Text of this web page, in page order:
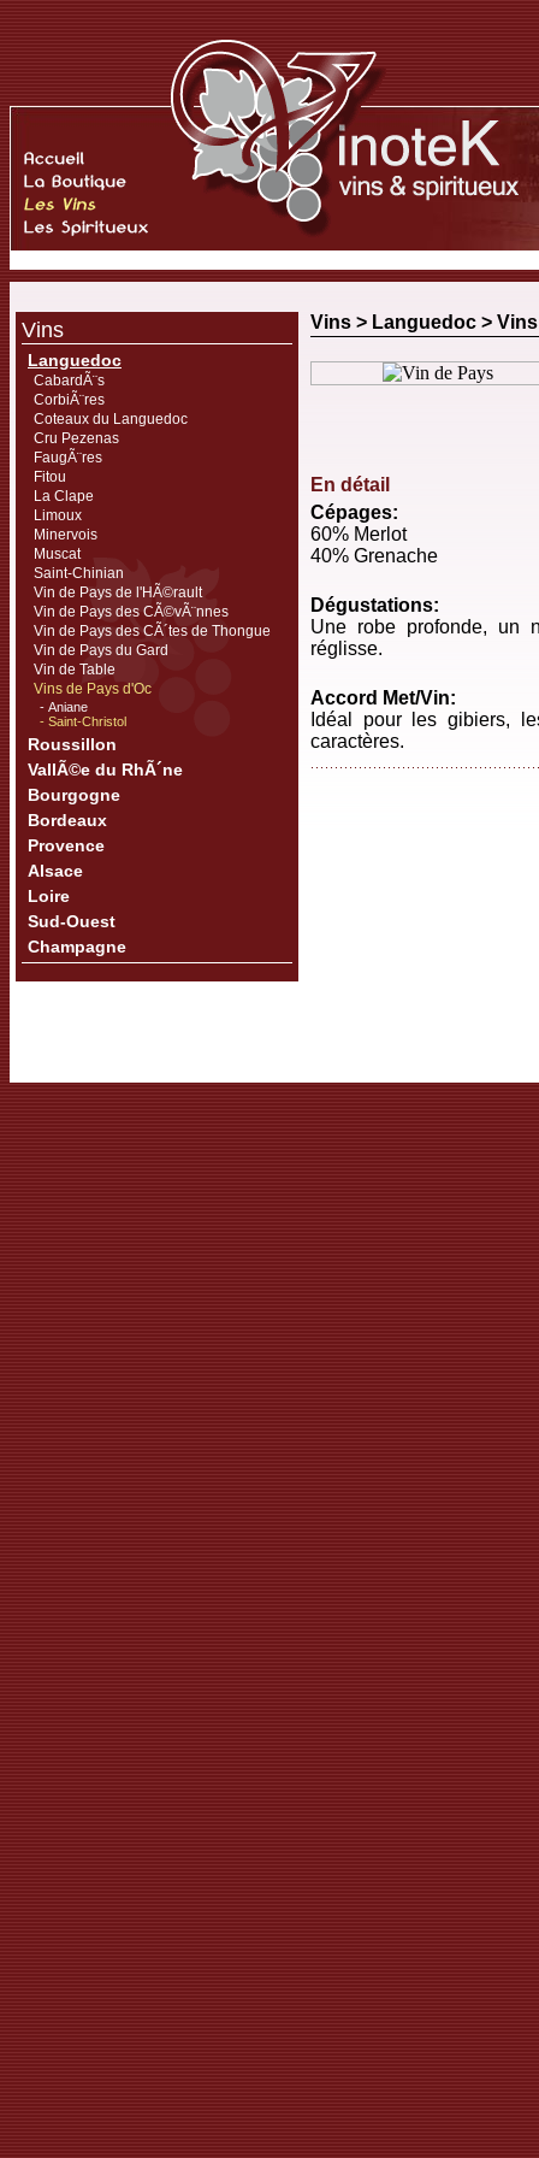
Vins
Languedoc
CabardÃ¨s
CorbiÃ¨res
Coteaux du Languedoc
Cru Pezenas
FaugÃ¨res
Fitou
La Clape
Limoux
Minervois
Muscat
Saint-Chinian
Vin de Pays de l'HÃ©rault
Vin de Pays des CÃ©vÃ¨nnes
Vin de Pays des CÃ´tes de Thongue
Vin de Pays du Gard
Vin de Table
Vins de Pays d'Oc
- Aniane
- Saint-Christol
Roussillon
VallÃ©e du RhÃ´ne
Bourgogne
Bordeaux
Provence
Alsace
Loire
Sud-Ouest
Champagne
Vins > Languedoc >
En détail
Cépages:
60% Merlot
40% Grenache
Dégustations:
Une robe profonde, un
réglisse.
Accord Met/Vin:
Idéal pour les gibiers,
caractères.